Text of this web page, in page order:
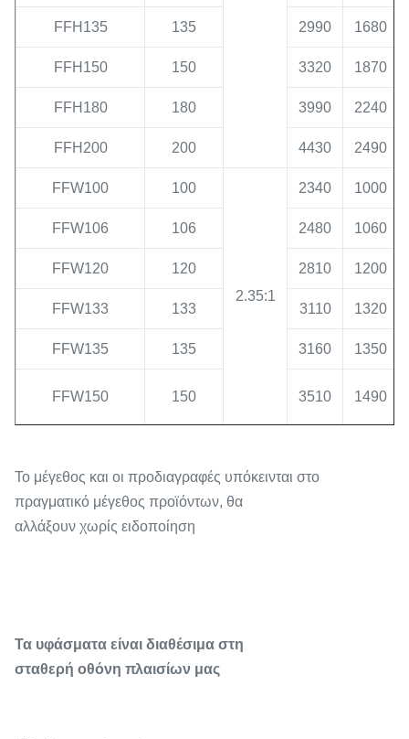
FFH135 135 2990 1680
FFH150 150 3320 1870
FFH180 180 3990 2240
FFH200 200 4430 2490
FFW100 100
2.35:1
2340 1000
FFW106 106 2480 1060
FFW120 120 2810 1200
FFW133 133 3110 1320
FFW135 135 3160 1350
FFW150 150 3510 1490
Το μέγεθος και οι προδιαγραφές υπόκεινται στο
πραγματικό μέγεθος προϊόντων, θα
αλλάξουν χωρίς ειδοποίηση
Τα υφάσματα είναι διαθέσιμα στη
σταθερή οθόνη πλαισίων μας